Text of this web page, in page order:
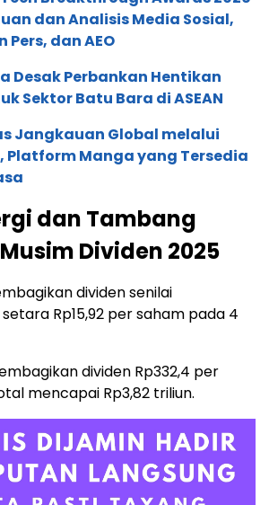
dan Analisis Media Sosial,
dan AEO
Desak Perbankan Hentikan
Sektor Batu Bara di ASEAN
Jangkauan Global melalui
Platform Manga yang Tersedia
dan Tambang
Dividen 2025
dividen senilai
Rp15,92 per saham pada 4
dividen Rp332,4 per
mencapai Rp3,82 triliun.